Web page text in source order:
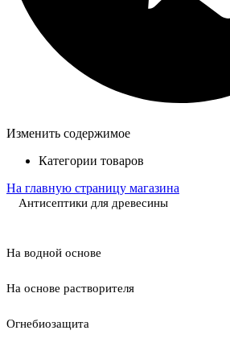
Изменить содержимое
Категории товаров
На главную страницу магазина
Антисептики для древесины
На водной основе
На основе растворителя
Огнебиозащита